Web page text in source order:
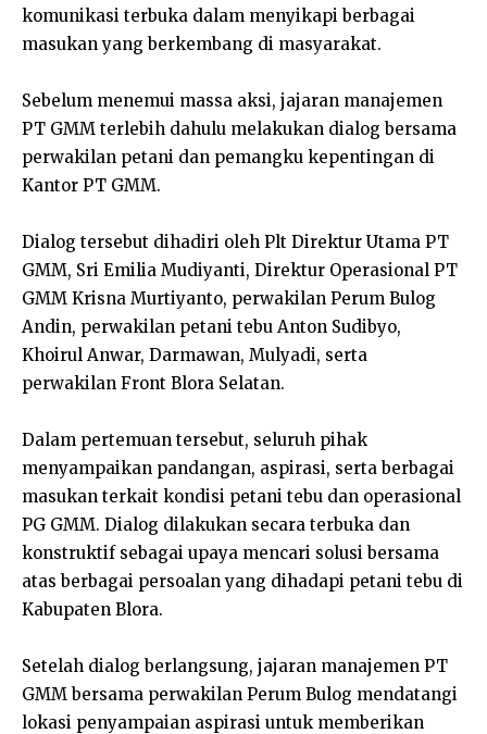
komunikasi terbuka dalam menyikapi berbagai
masukan yang berkembang di masyarakat.
Sebelum menemui massa aksi, jajaran manajemen
PT GMM terlebih dahulu melakukan dialog bersama
perwakilan petani dan pemangku kepentingan di
Kantor PT GMM.
Dialog tersebut dihadiri oleh Plt Direktur Utama PT
GMM, Sri Emilia Mudiyanti, Direktur Operasional PT
GMM Krisna Murtiyanto, perwakilan Perum Bulog
Andin, perwakilan petani tebu Anton Sudibyo,
Khoirul Anwar, Darmawan, Mulyadi, serta
perwakilan Front Blora Selatan.
Dalam pertemuan tersebut, seluruh pihak
menyampaikan pandangan, aspirasi, serta berbagai
masukan terkait kondisi petani tebu dan operasional
PG GMM. Dialog dilakukan secara terbuka dan
konstruktif sebagai upaya mencari solusi bersama
atas berbagai persoalan yang dihadapi petani tebu di
Kabupaten Blora.
Setelah dialog berlangsung, jajaran manajemen PT
GMM bersama perwakilan Perum Bulog mendatangi
lokasi penyampaian aspirasi untuk memberikan